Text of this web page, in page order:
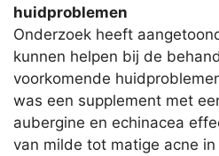
huidproblemen
Onderzoek heeft
kunnen helpen bij de
voorkomende
was een supplement met
aubergine en echinacea
van milde tot matige acne